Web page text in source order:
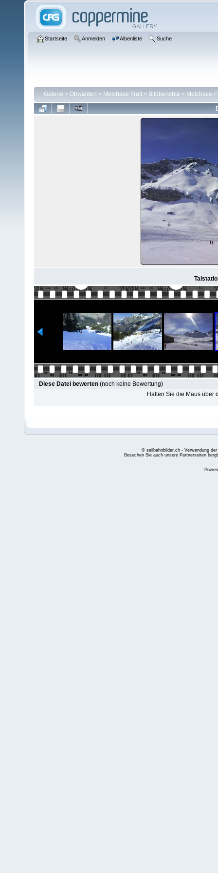
Startseite Anmelden Albenliste Suche
Galerie > Obwalden > Melchsee Frutt > Bildberichte > Melchsee-
Diese Datei bewerten (noch keine Bewertung)
Halten Sie die Maus über
© seilbahnbilder.ch - Verwendung
Besuchen Sie auch unsere Partnerseiten